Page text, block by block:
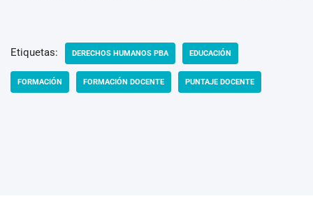
Etiquetas: DERECHOS HUMANOS PBA EDUCACIÓN
FORMACIÓN FORMACIÓN DOCENTE PUNTAJE DOCENTE